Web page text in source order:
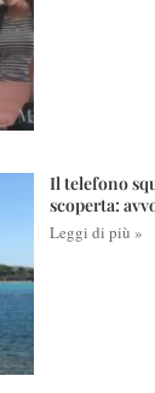
Il telefono
scoperta:
Leggi di più »